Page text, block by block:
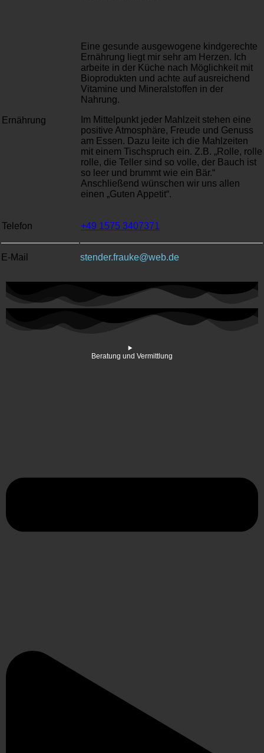
Ernährung
Eine gesunde ausgewogene kindgerechte
Ernährung liegt mir sehr am Herzen. Ich
arbeite in der Küche nach Möglichkeit mit
Bioprodukten und achte auf ausreichend
Vitamine und Mineralstoffen in der
Nahrung.
Im Mittelpunkt jeder Mahlzeit stehen eine
positive Atmosphäre, Freude und Genuss
am Essen. Dazu leite ich die Mahlzeiten
mit einem Tischspruch ein. Z.B. „Rolle, rolle
rolle, die Teller sind so volle, der Bauch ist
so leer und brummt wie ein Bär.“
Anschließend wünschen wir uns allen
einen „Guten Appetit“.
Telefon +49 1575 3407371
E-Mail stender.frauke@web.de
Beratung und Vermittlung